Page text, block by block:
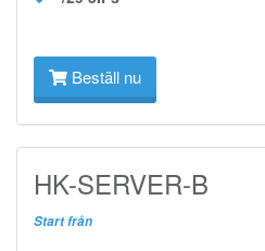
Beställ nu
HK-SERVER-B
Start från